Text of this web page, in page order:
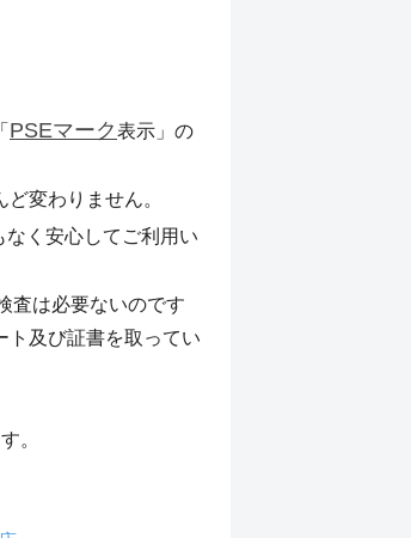
PSEマーク表示」の
変わりません。
く安心してご利用い
査は必要ないのです
ト及び証書を取ってい
。